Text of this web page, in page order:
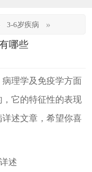
3-6岁疾病 »
哪些
理学及免疫学方面
它的特征性的表现
述文章，希望你喜